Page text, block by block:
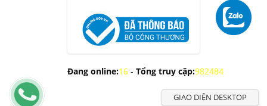
Đang online:16 - Tổng truy cập:982484
GIAO DIỆN DESKTOP